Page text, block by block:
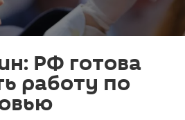
РФ готова
работу по